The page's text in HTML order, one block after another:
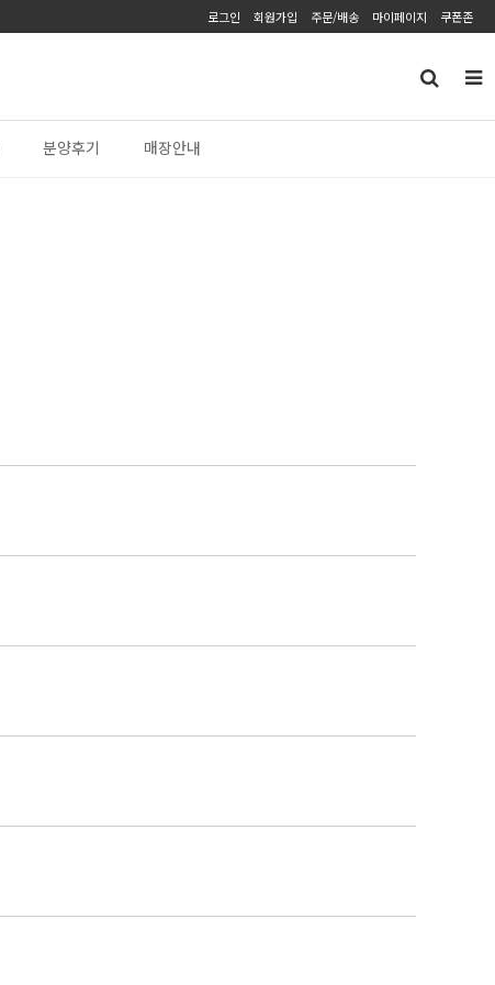
로그인 회원가입 주문/배송 마이페이지 쿠폰존
분양후기 매장안내